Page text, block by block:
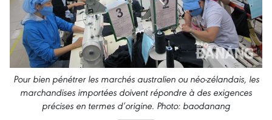
Pour bien pénétrer les marchés australien ou néo-zélandais, les
marchandises importées doivent répondre à des exigences
précises en termes d’origine. Photo: baodanang